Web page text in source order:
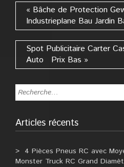
« Bâche de Protection
Industrieplane Bau Jardin
Spot Publicitaire Carter
Auto Prix Bas »
Articles récents
4 Pièces Pneus RC avec
Monster Truck RC Grand